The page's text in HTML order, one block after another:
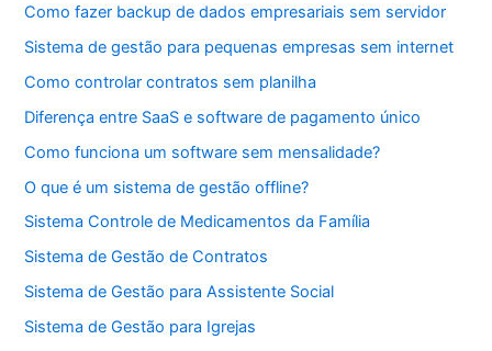
Como fazer backup de dados empresariais sem servidor
Sistema de gestão para pequenas empresas sem internet
Como controlar contratos sem planilha
Diferença entre SaaS e software de pagamento único
Como funciona um software sem mensalidade?
O que é um sistema de gestão offline?
Sistema Controle de Medicamentos da Família
Sistema de Gestão de Contratos
Sistema de Gestão para Assistente Social
Sistema de Gestão para Igrejas